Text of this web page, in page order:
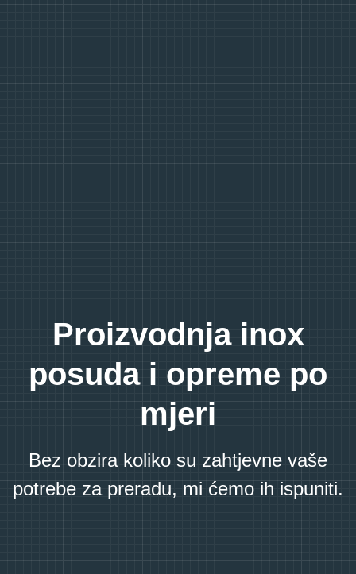
Proizvodnja inox
posuda i opreme po
mjeri
Bez obzira koliko su zahtjevne vaše
potrebe za preradu, mi ćemo ih ispuniti.